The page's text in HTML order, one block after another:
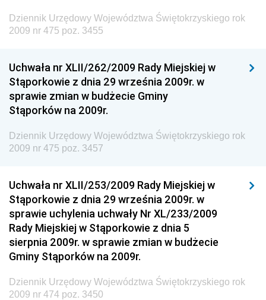
Dziennik Urzędowy Ministra Rozwoju, Pracy i
Dziennik Urzędowy Ministra Kultury, Dziedzictwa
Narodowego i Sportu
Dziennik Urzędowy Ministra Rodziny i Polityki
Społecznej
Dziennik Urzędowy Komendy Głównej Straży
Granicznej
Drogowego
Dziennik Urzędowy Narodowego Banku Polskiego
Dziennik Urzędowy Komendy Głównej Policji
Dziennik Urzędowy Ministra Pracy i Polityki
Społecznej
Dziennik Urzędowy Ministra Transportu, Budownictwa
i Gospodarki Morskiej
Dziennik Urzędowy Województwa Świętokrzyskiego rok
2009 nr 475 poz. 3455
Uchwała nr XLII/262/2009 Rady Miejskiej w
Stąporkowie z dnia 29 września 2009r. w
sprawie zmian w budżecie Gminy
Stąporków na 2009r.
Dziennik Urzędowy Województwa Świętokrzyskiego rok
2009 nr 475 poz. 3457
Uchwała nr XLII/253/2009 Rady Miejskiej w
Stąporkowie z dnia 29 września 2009r. w
sprawie uchylenia uchwały Nr XL/233/2009
Rady Miejskiej w Stąporkowie z dnia 5
sierpnia 2009r. w sprawie zmian w budżecie
Gminy Stąporków na 2009r.
Dziennik Urzędowy Województwa Świętokrzyskiego rok
2009 nr 474 poz. 3450